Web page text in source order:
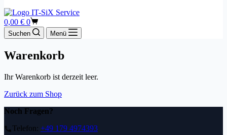
Warenkorb
0,00 € 0
Suchen Menü
Warenkorb
Ihr Warenkorb ist derzeit leer.
Zurück zum Shop
Noch Fragen?
Telefon: +49 179 4974393